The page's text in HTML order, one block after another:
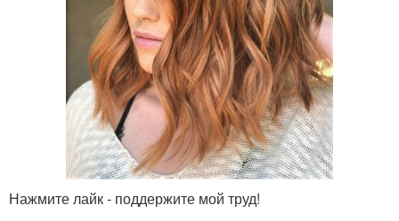
Нажмите лайк - поддержите мой труд!